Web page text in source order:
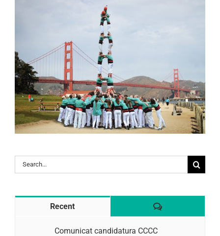
Search
for:
Recent Comentaris
Comunicat candidatura CCCC